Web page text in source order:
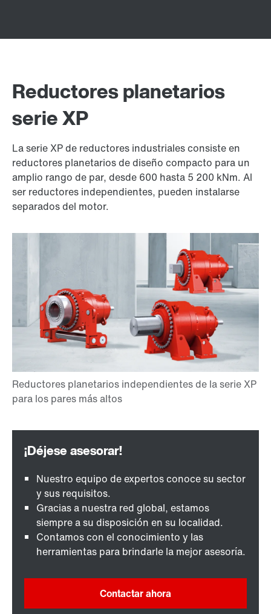
Reductores planetarios
serie XP
La serie XP de reductores industriales consiste en
reductores planetarios de diseño compacto para un
amplio rango de par, desde 600 hasta 5 200 kNm. Al
ser reductores independientes, pueden instalarse
separados del motor.
Nuestro equipo de expertos conoce su sector
y sus requisitos.
Gracias a nuestra red global, estamos
siempre a su disposición en su localidad.
Contamos con el conocimiento y las
herramientas para brindarle la mejor asesoría.
Contactar ahora